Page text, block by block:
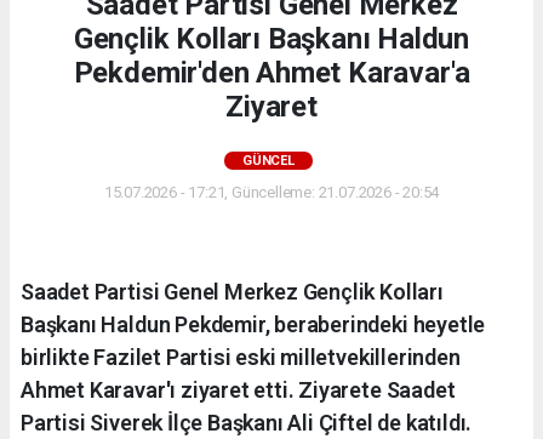
Gençlik Kolları Başkanı Haldun
Pekdemir'den Ahmet Karavar'a
Ziyaret
GÜNCEL
15.07.2026 - 17:21, Güncelleme: 21.07.2026 - 20:54
Saadet Partisi Genel Merkez Gençlik Kolları
Başkanı Haldun Pekdemir, beraberindeki heyetle
birlikte Fazilet Partisi eski milletvekillerinden
Ahmet Karavar'ı ziyaret etti. Ziyarete Saadet
Partisi Siverek İlçe Başkanı Ali Çiftel de katıldı.